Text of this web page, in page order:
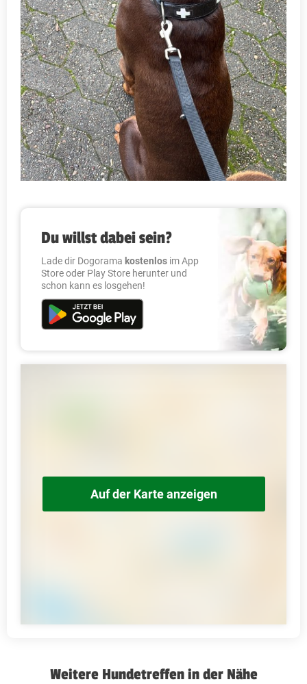
Du willst dabei sein?
Lade dir Dogorama kostenlos im App
Store oder Play Store herunter und
schon kann es losgehen!
Auf der Karte anzeigen
Weitere Hundetreffen in der Nähe